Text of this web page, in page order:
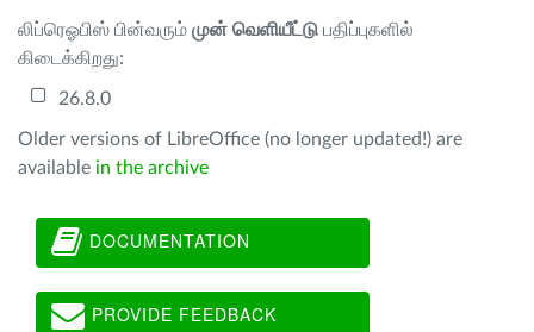
லிப்ரெஓபிஸ் பின்வரும் முன் வெளியீட்டு பதிப்புகளில்
கிடைக்கிறது:
26.8.0
Older versions of LibreOffice (no longer updated!) are
available in the archive
DOCUMENTATION
PROVIDE FEEDBACK